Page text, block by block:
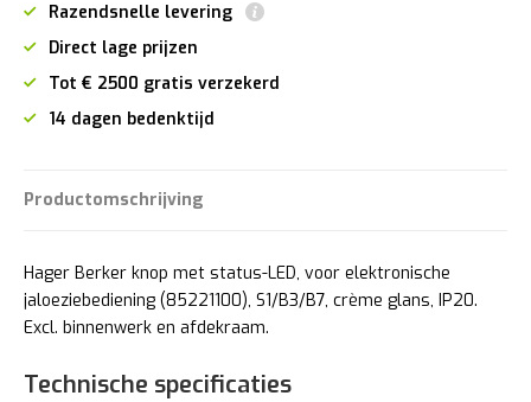
Razendsnelle levering
Direct lage prijzen
Tot € 2500 gratis verzekerd
14 dagen bedenktijd
Productomschrijving
Hager Berker knop met status-LED, voor elektronische
jaloeziebediening (85221100), S1/B3/B7, crème glans, IP20.
Excl. binnenwerk en afdekraam.
Technische specificaties